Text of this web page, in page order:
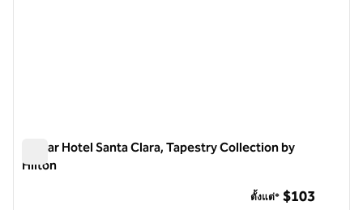
Avatar Hotel Santa Clara, Tapestry Collection by
Hilton
ตั้งแต่* $103